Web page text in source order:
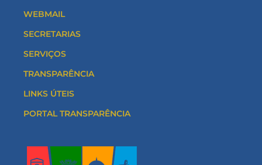
WEBMAIL
SECRETARIAS
SERVIÇOS
TRANSPARÊNCIA
LINKS ÚTEIS
PORTAL TRANSPARÊNCIA